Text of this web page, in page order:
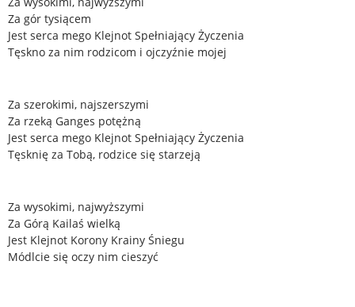
Za gór tysiącem
Jest serca mego Klejnot Spełniający Życzenia
Tęskno za nim rodzicom i ojczyźnie mojej
Za szerokimi, najszerszymi
Za rzeką Ganges potężną
Jest serca mego Klejnot Spełniający Życzenia
Tęsknię za Tobą, rodzice się starzeją
Za wysokimi, najwyższymi
Za Górą Kailaś wielką
Jest Klejnot Korony Krainy Śniegu
Módlcie się oczy nim cieszyć